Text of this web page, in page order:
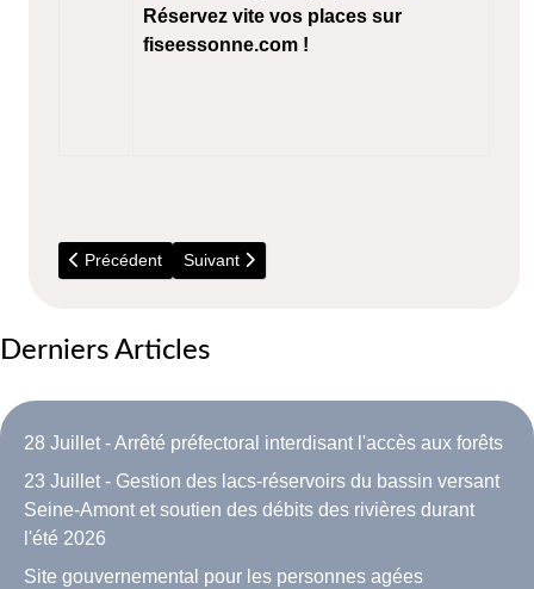
Réservez vite vos places sur
fiseessonne.com !
Article précédent : Déchèteries : Horaires d'été
Précédent Article suivant : 5 Juillet - Visite du parc
Suivant
Derniers Articles
28 Juillet - Arrêté préfectoral interdisant l'accès aux forêts
23 Juillet - Gestion des lacs-réservoirs du bassin versant
Seine-Amont et soutien des débits des rivières durant
l'été 2026
Site gouvernemental pour les personnes agées